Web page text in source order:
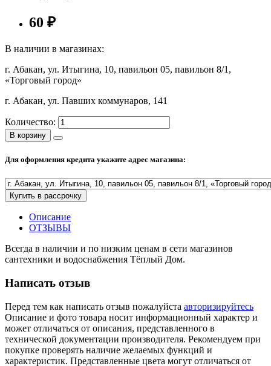
Блог
Оплата и доставка
Сервис-центр
Адреса Сервис-центров
Условия возврата товара
60 ₽
В наличии в магазинах:
г. Абакан, ул. Итыгина, 10, павильон 05, павильон 8/1,
«Торговый город»
г. Абакан, ул. Павших коммунаров, 141
Количество:
В корзину
Для оформления кредита укажите адрес магазина:
Купить в рассрочку
Описание
ОТЗЫВЫ
Всегда в наличии и по низким ценам в сети магазинов
сантехники и водоснабжения Тёплый Дом.
Написать отзыв
Перед тем как написать отзыв пожалуйста авторизируйтесь
Описание и фото товара носит информационный характер и
может отличаться от описания, представленного в
технической документации производителя. Рекомендуем при
покупке проверять наличие желаемых функций и
характеристик. Представленные цвета могут отличаться от